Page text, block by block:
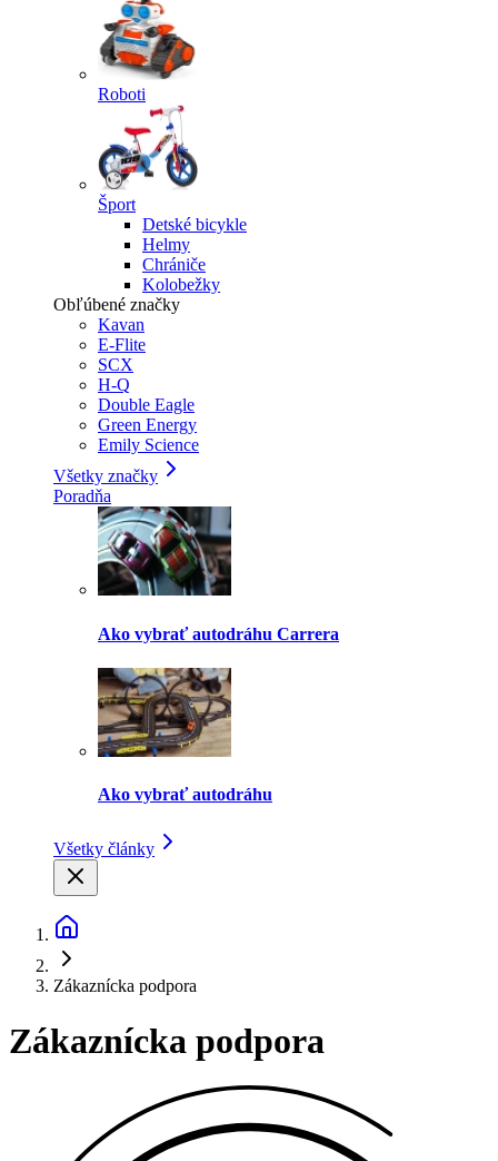
Roboti
Šport
Detské bicykle
Helmy
Chrániče
Kolobežky
Obľúbené značky
Kavan
E-Flite
SCX
H-Q
Double Eagle
Green Energy
Emily Science
Všetky značky
Poradňa
Ako vybrať autodráhu Carrera
Ako vybrať autodráhu
Všetky články
Zákaznícka podpora
Zákaznícka podpora